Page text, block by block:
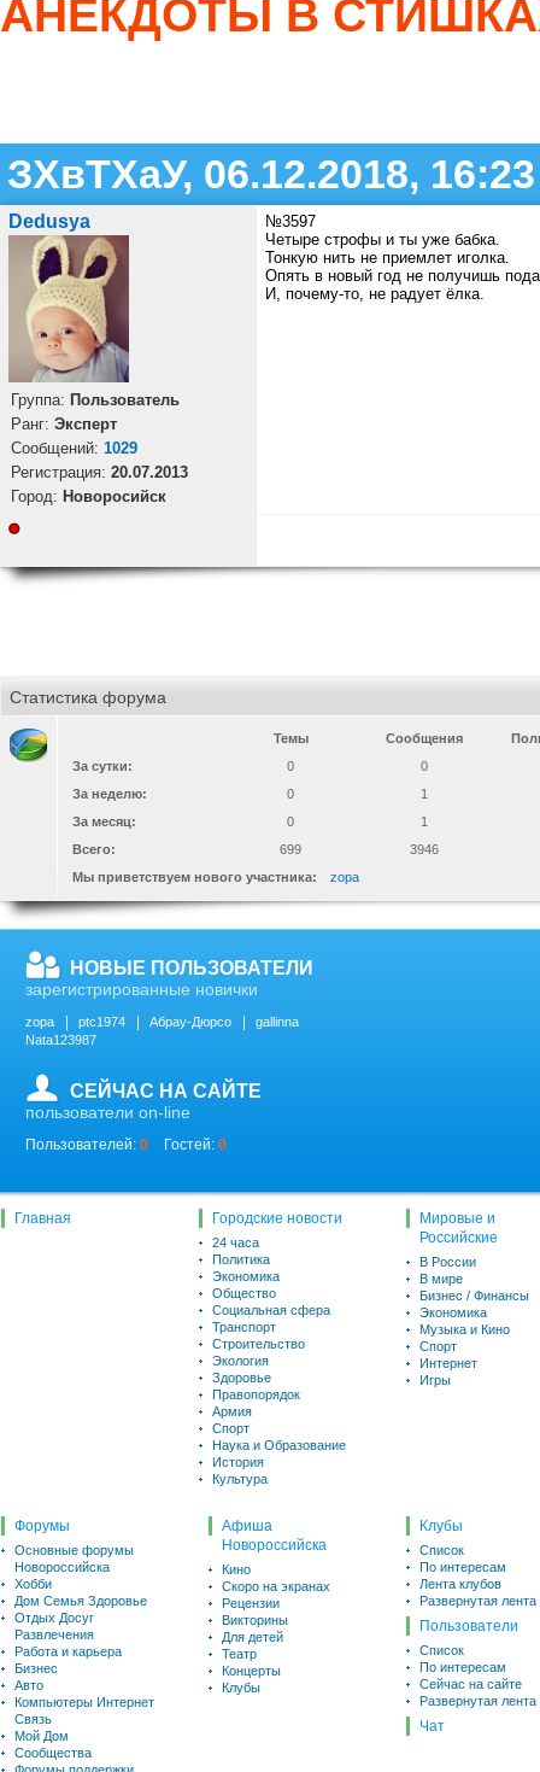
АНЕКДОТЫ В
ЗХвТХаУ, 06.12.2018, 16:23
Dedusya
Группа: Пользователь
Ранг: Эксперт
Cообщений: 1029
Регистрация: 20.07.2013
Город: Новоросийск
№3597
Четыре строфы и ты уже бабка.
Тонкую нить не приемлет иголка.
Опять в новый год не получишь
И, почему-то, не радует ёлка.
Статистика форума
Темы Сообщения
За сутки:
0
0
За неделю:
0
1
За месяц:
0
1
Всего:
699
3946
Мы приветствуем нового участника:
zopa
НОВЫЕ ПОЛЬЗОВАТЕЛИ
зарегистрированные новички
zopa ptc1974 Абрау-Дюрсо
gallinna
Nata123987
СЕЙЧАС НА САЙТЕ
пользователи on-line
Пользователей: 0 Гостей: 0
Главная Городские новости
24 часа
Политика
Экономика
Общество
Социальная сфера
Транспорт
Строительство
Экология
Здоровье
Правопорядок
Армия
Спорт
Наука и Образование
История
Культура
Мировые и
Российские
В России
В мире
Бизнес / Финансы
Экономика
Музыка и Кино
Спорт
Интернет
Игры
Форумы
Основные форумы
Новороссийска
Хобби
Дом Семья Здоровье
Отдых Досуг
Развлечения
Работа и карьера
Бизнес
Авто
Компьютеры Интернет
Связь
Мой Дом
Сообщества
Афиша
Новороссийска
Кино
Скоро на экранах
Рецензии
Викторины
Для детей
Театр
Концерты
Клубы
Клубы
Список
По интересам
Лента клубов
Развернутая лента
Пользователи
Список
По интересам
Сейчас на сайте
Развернутая лента
Чат